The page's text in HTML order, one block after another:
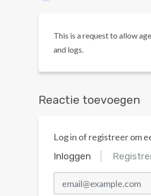
This is a request to allow
and logs.
Reactie toevoegen
Log in of registreer om
Inloggen
email@example.com